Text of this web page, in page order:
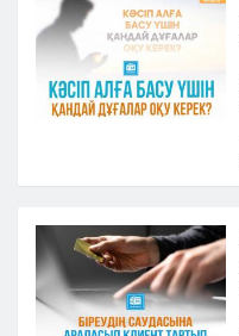
Кызылорда
Павлодар
Петропавловск
Семей
Уральск
Усть-Каменогорск
Шымкент